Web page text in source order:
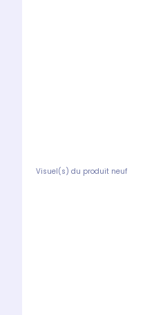
Visuel(s) du produit neuf